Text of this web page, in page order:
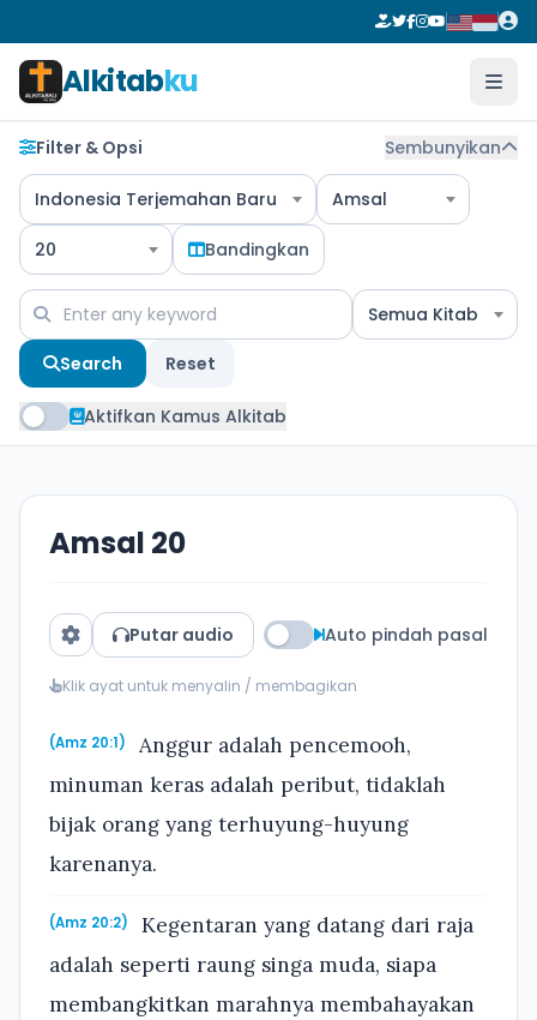
Alkitabku
Filter & Opsi Sembunyikan
Indonesia Terjemahan Baru Amsal
20 Bandingkan
Semua Kitab
Search Reset
Aktifkan Kamus Alkitab
Amsal 20
Putar audio Auto pindah pasal
Klik ayat untuk menyalin / membagikan
(Amz 20:1)
Anggur adalah pencemooh,
minuman keras adalah peribut, tidaklah
bijak orang yang terhuyung-huyung
karenanya.
(Amz 20:2)
Kegentaran yang datang dari raja
adalah seperti raung singa muda, siapa
membangkitkan marahnya membahayakan